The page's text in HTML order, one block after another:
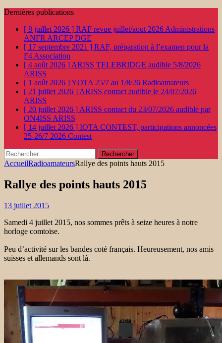
Dernières publications
[ 8 juillet 2026 ] RAF revue juillet/aout 2026 Administrations
ANFR ARCEP DGE
[ 17 septembre 2021 ] RAF, préparation à l’examen pour la
F4 Association
[ 4 août 2026 ] ARISS TELEBRIDGE audible 5/8/2026
ARISS
[ 1 août 2026 ]YOTA 25/7 au 1/8/26 Radioamateurs
[ 21 juillet 2026 ] ARISS contact audible le 24/07/2026
ARISS
[ 20 juillet 2026 ] ARISS contact du 23/07/2026 audible par
ON4ISS ARISS
[ 14 juillet 2026 ] IOTA CONTEST, participations annoncées
25-26/7 2026 Contest
Rechercher :
AccueilRadioamateursRallye des points hauts 2015
Rallye des points hauts 2015
13 juillet 2015
Samedi 4 juillet 2015, nos sommes prêts à seize heures à notre
horloge comtoise.
Peu d’activité sur les bandes coté français. Heureusement, nos amis
suisses et allemands sont là.